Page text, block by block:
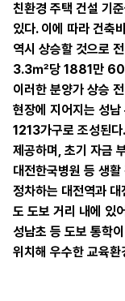
친환경 주택 건설 기
있다. 이에 따라 건축
역시 상승할 것으로
3.3㎡당 1881만
이러한 분양가 상승
현장에 지어지는 성
1213가구로 조성된
제공하며, 초기 자금
대전한국병원 등 생
정차하는 대전역과
도 도보 거리 내에 있
성남초 등 도보 통학
위치해 우수한 교육